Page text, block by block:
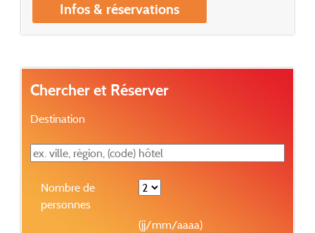
Infos & réservations
Chercher et Réserver
Destination
Nombre de
personnes
(jj/mm/aaaa)